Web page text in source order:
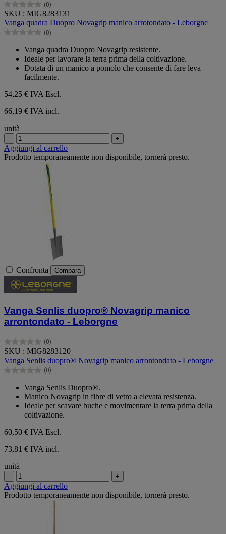
(0)
0.0
su
5
stelle.
SKU : MIG8283131
Vanga quadra Duopro Novagrip manico arrotondato - Leborgne
(0)
0.0
Vanga quadra Duopro Novagrip resistente.
Ideale per lavorare la terra prima della coltivazione.
Dotata di un manico a pomolo che consente di fare leva
facilmente.
54,25 € IVA Escl.
66,19 € IVA incl.
unità
- +
Aggiungi al carrello
Prodotto temporaneamente non disponibile, tornerà presto.
Confronta Compara
Vanga Senlis duopro® Novagrip manico
arrontondato - Leborgne
(0)
0.0
su
5
stelle.
SKU : MIG8283120
Vanga Senlis duopro® Novagrip manico arrontondato - Leborgne
(0)
0.0
stelle.
Vanga Senlis Duopro®.
Manico Novagrip in fibre di vetro a elevata resistenza.
Ideale per scavare buche e movimentare la terra prima della
coltivazione.
60,50 € IVA Escl.
73,81 € IVA incl.
unità
- +
Aggiungi al carrello
Prodotto temporaneamente non disponibile, tornerà presto.